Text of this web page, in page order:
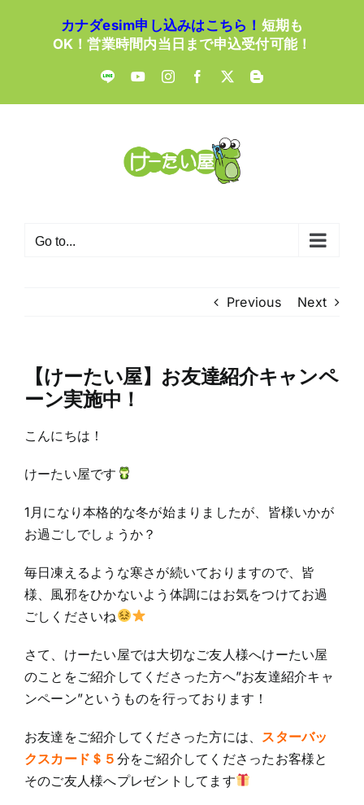
カナダesim申し込みはこちら！ 短期も
OK！営業時間内当日まで申込受付可能！
LINE YouTubeInstagramFacebook
X Blogger
Go to...
Previous Next
【けーたい屋】お友達紹介キャンペ
ーン実施中！
こんにちは！
けーたい屋です
1月になり本格的な冬が始まりましたが、皆様いかが
お過ごしでしょうか？
毎日凍えるような寒さが続いておりますので、皆
様、風邪をひかないよう体調にはお気をつけてお過
ごしくださいね
さて、けーたい屋では大切なご友人様へけーたい屋
のことをご紹介してくださった方へ”お友達紹介キャ
ンペーン”というものを行っております！
お友達をご紹介してくださった方には、 スターバッ
クスカード＄５ 分をご紹介してくださったお客様と
そのご友人様へプレゼントしてます